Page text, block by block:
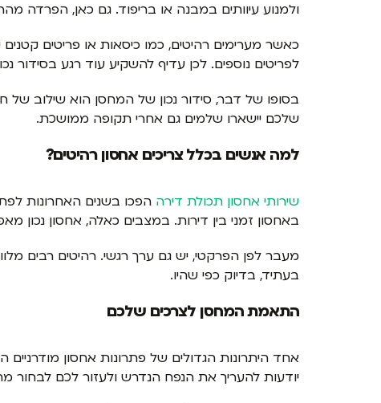
ולמנוע עיוותים במבנה או בריפוד. גם כאן, הפרדה
כאשר מערימים רהיטים, כמו כיסאות או פריטים
לפריטים נוספים. לכן עדיף להשקיע עוד רגע
בסופו של דבר, סידור נכון של המחסן הוא שילוב של
שלכם יישארו שלמים גם אחרי תקופה ממושכת.
למה אנשים בכלל צריכים אחסון רהיטים?
שירותי אחסון תכולת דירה הפכו בשנים האחרונות
באחסון זמני בין דירות. במצבים כאלה, אחסון
מעבר לפן הפרקטי, יש גם ערך רגשי. רהיטים רבים
בעתיד, בדיוק כפי שהיו.
התאמת המחסן לצרכים שלכם
אחד היתרונות הגדולים של פתרונות אחסון
יודעות להעריך את הנפח הנדרש ולעזור לכם לבחור